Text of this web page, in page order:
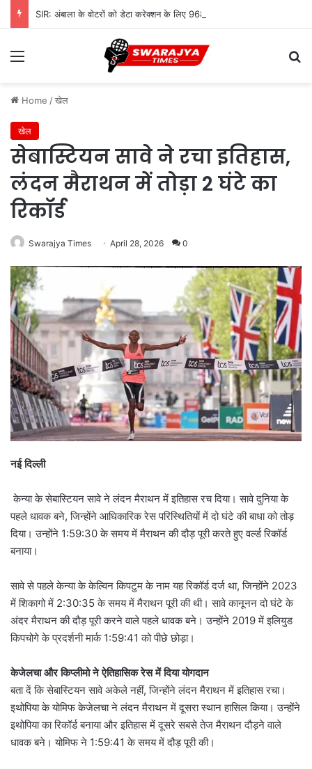
Menu
Home /खेल
खेल
सेबास्टियन सावे ने रचा इतिहास,
लंदन मैराथन में तोड़ा 2 घंटे का
रिकॉर्ड
Swarajya Times April 28, 2026 0
नई दिल्‍ली
केन्‍या के सेबास्टियन सावे ने लंदन मैराथन में इतिहास रच दिया। सावे दुनिया के
पहले धावक बने, जिन्‍होंने आधिकारिक रेस परिस्थितियों में दो घंटे की बाधा को तोड़
दिया। उन्‍होंने 1:59:30 के समय में मैराथन की दौड़ पूरी करते हुए वर्ल्‍ड रिकॉर्ड
बनाया।
सावे से पहले केन्‍या के केल्विन किपटुम के नाम यह रिकॉर्ड दर्ज था, जिन्‍होंने 2023
में शिकागो में 2:30:35 के समय में मैराथन पूरी की थी। सावे कानूनन दो घंटे के
अंदर मैराथन की दौड़ पूरी करने वाले पहले धावक बने। उन्‍होंने 2019 में इलियुड
किपचोगे के प्रदर्शनी मार्क 1:59:41 को पीछे छोड़ा।
केजेलचा और किप्‍लीमो ने ऐतिहासिक रेस में दिया योगदान
बता दें कि सेबास्टियन सावे अकेले नहीं, जिन्‍होंने लंदन मैराथन में इतिहास रचा।
इथोपिया के योमिफ केजेलचा ने लंदन मैराथन में दूसरा स्‍थान हासिल किया। उन्‍होंने
इथोपिया का रिकॉर्ड बनाया और इतिहास में दूसरे सबसे तेज मैराथन दौड़ने वाले
धावक बने। योमिफ ने 1:59:41 के समय में दौड़ पूरी की।